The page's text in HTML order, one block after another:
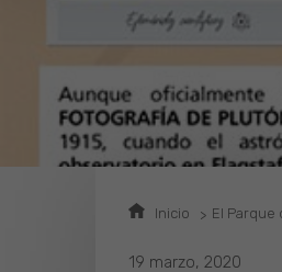
Inicio El Parque
19 marzo, 2020